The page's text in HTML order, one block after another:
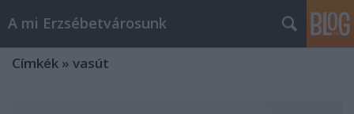
A mi Erzsébetvárosunk
Címkék » vasút